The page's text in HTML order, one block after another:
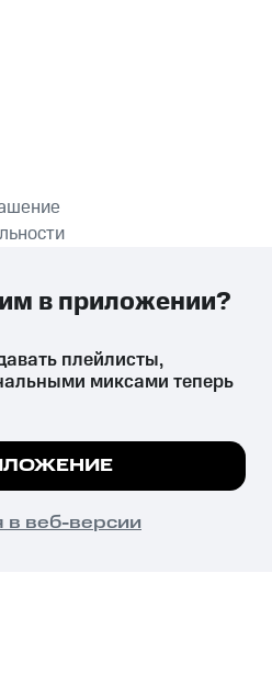
ПРИЛОЖЕНИЕ
причиняет вред здоровью,
и влечёт установленную
на сайте все
плейлисты,
миксами теперь
в веб-версии